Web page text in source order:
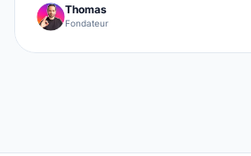
Thomas
Fondateur